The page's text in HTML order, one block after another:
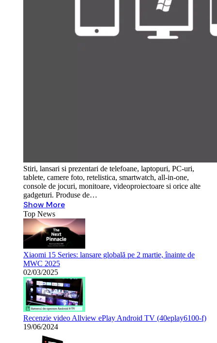
Stiri, lansari si prezentari de telefoane, laptopuri, PC-uri,
tablete, camere foto, retelistica, smartwatch, all-in-one,
console de jocuri, monitoare, videoproiectoare si orice alte
gadgeturi. Produse de…
Show More
Top News
Xiaomi 15 Series: lansare globală pe 2 martie, înainte de
MWC 2025
02/03/2025
Recenzie video Allview ePlay Android TV (40eplay6100-f)
19/06/2024